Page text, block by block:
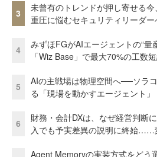
3
未曾有のトレンドが押し寄せる
重圧に悩むセキュリティリーダ
4
みずほFGがAIエージェントの“
「Wiz Base」で最大70%の工数
5
AIの主戦場は物理空間へ──ソラ
る「現場を動かすエージェント」
6
財務・会計DXは、なぜ経営判断
入でも予実差異の説明に終始……
Agent Memoryの実装方式をどう